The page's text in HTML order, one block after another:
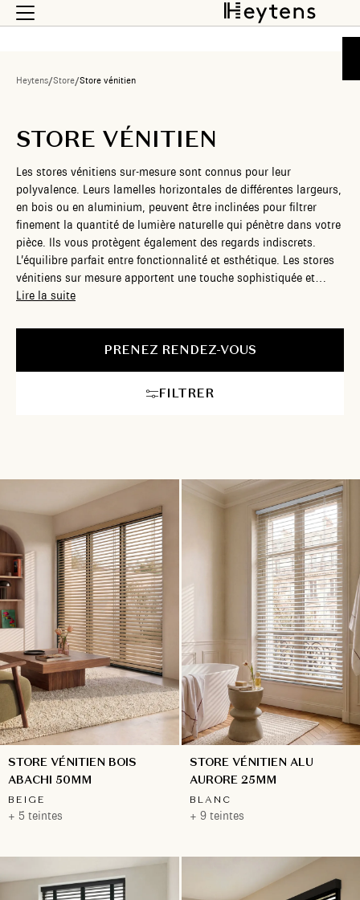
Heytens/Store/Store vénitien
STORE VÉNITIEN
Les stores vénitiens sur-mesure sont connus pour leur
polyvalence. Leurs lamelles horizontales de différentes largeurs,
en bois ou en aluminium, peuvent être inclinées pour filtrer
finement la quantité de lumière naturelle qui pénètre dans votre
pièce. Ils vous protègent également des regards indiscrets.
L’équilibre parfait entre fonctionnalité et esthétique. Les stores
vénitiens sur mesure apportent une touche sophistiquée et
contemporaine à votre intérieur, tout en offrant une solution
proposons des stores vénitiens personnalisés, en différentes
matières, finitions et largeurs, qui s’harmonisent parfaitement
assurant une ambiance à la fois moderne et confortable dans
Lire la suite
PRENEZ RENDEZ-VOUS
FILTRER
STORE VÉNITIEN BOIS
ABACHI 50MM
BEIGE
+ 5 teintes
STORE VÉNITIEN ALU
AURORE 25MM
BLANC
+ 9 teintes